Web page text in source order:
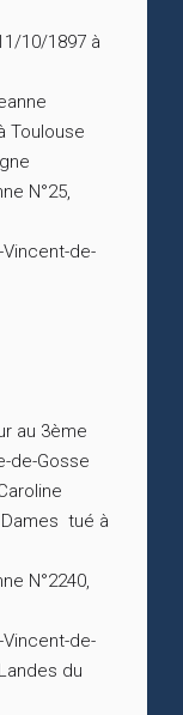
10/1897 à
Toulouse
N°25,
de-
au 3ème
de-Gosse
tué à
N°2240,
de-
du